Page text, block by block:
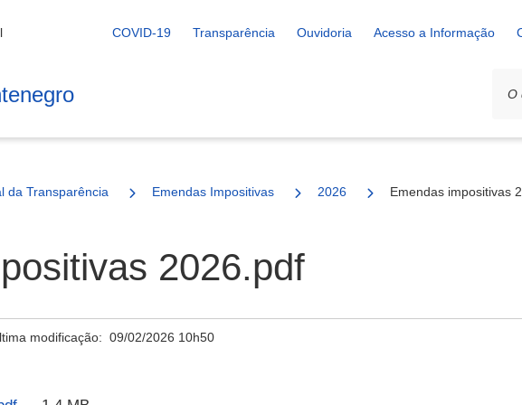
COVID-19 Transparência Ouvidoria Acesso a Informação
da Transparência Emendas Impositivas 2026 Emendas impositivas
2026.pdf
modificação:09/02/2026 10h50